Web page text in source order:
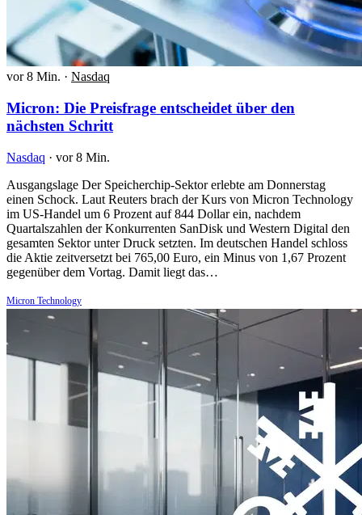
vor 8 Min. · Nasdaq
Micron: Die Preisfrage entscheidet über den
nächsten Schritt
Nasdaq · vor 8 Min.
Ausgangslage Der Speicherchip-Sektor erlebte am Donnerstag
einen Schock. Laut Reuters brach der Kurs von Micron Technology
im US-Handel um 6 Prozent auf 844 Dollar ein, nachdem
Quartalszahlen der Konkurrenten SanDisk und Western Digital den
gesamten Sektor unter Druck setzten. Im deutschen Handel schloss
die Aktie zeitversetzt bei 765,00 Euro, ein Minus von 1,67 Prozent
gegenüber dem Vortag. Damit liegt das…
Micron Technology